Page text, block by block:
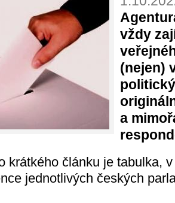
vždy
(nejen)
a
krátkého článku je tabulka,
jednotlivých českých